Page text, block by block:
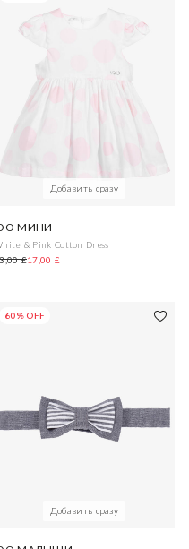
Добавить сразу
МИНИ
& Pink Cotton Dress
£17,00 £
60% OFF
Добавить сразу